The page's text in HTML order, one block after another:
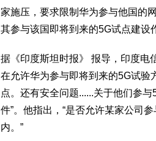
家施压，要求限制华为参与他国的
其参与该国即将到来的5G试点建设
据《印度斯坦时报》 报导，印度电
在允许华为参与即将到来的5G试验
点。还有安全问题......关于他们参
件”。他指出，“是否允许某家公司
内。”